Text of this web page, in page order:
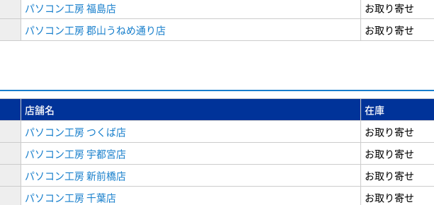
パソコン工房 福島店
お取り寄せ
パソコン工房 郡山うねめ通り店 お取り寄せ
店舗名
在庫
パソコン工房 つくば店
お取り寄せ
パソコン工房 宇都宮店
お取り寄せ
パソコン工房 新前橋店
お取り寄せ
パソコン工房 千葉店
お取り寄せ